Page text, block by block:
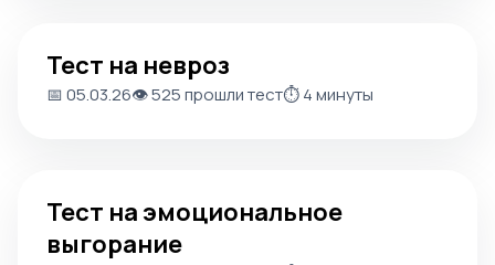
Тест на невроз
📅 05.03.26👁️ 525 прошли тест⏱️ 4 минуты
Тест на эмоциональное
выгорание